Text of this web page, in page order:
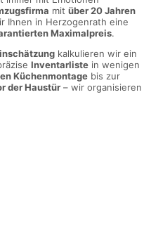
mit über 20 Jahren
Ihnen in Herzogenrath eine
Maximalpreis.
kalkulieren wir ein
Inventarliste in wenigen
Küchenmontage bis zur
der Haustür – wir organisieren